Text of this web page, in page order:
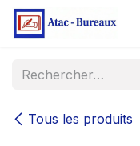
Se rendre au contenu
Tous les produits